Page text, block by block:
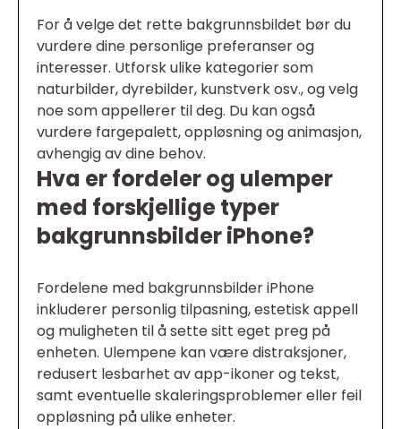
For å velge det rette bakgrunnsbildet bør du
vurdere dine personlige preferanser og
interesser. Utforsk ulike kategorier som
naturbilder, dyrebilder, kunstverk osv., og velg
noe som appellerer til deg. Du kan også
vurdere fargepalett, oppløsning og animasjon,
avhengig av dine behov.
Hva er fordeler og ulemper
med forskjellige typer
bakgrunnsbilder iPhone?
Fordelene med bakgrunnsbilder iPhone
inkluderer personlig tilpasning, estetisk appell
og muligheten til å sette sitt eget preg på
enheten. Ulempene kan være distraksjoner,
redusert lesbarhet av app-ikoner og tekst,
samt eventuelle skaleringsproblemer eller feil
oppløsning på ulike enheter.